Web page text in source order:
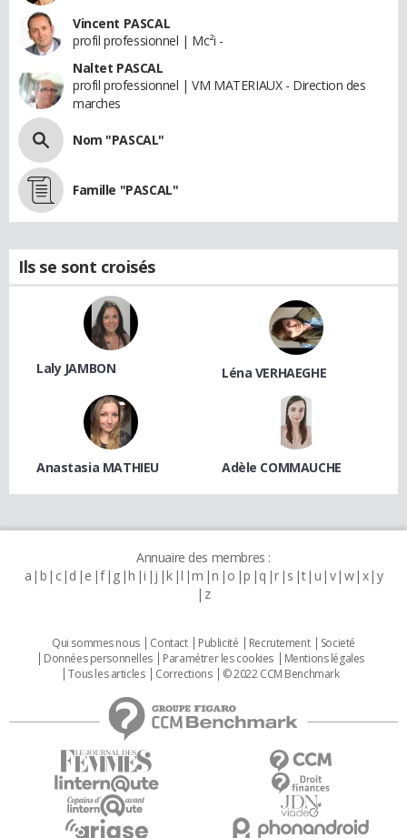
Vincent PASCAL
profil professionnel | Mc²i -
Naltet PASCAL
profil professionnel | VM MATERIAUX - Direction des
marches
Nom "PASCAL"
Famille "PASCAL"
Ils se sont croisés
Laly JAMBON Léna VERHAEGHE
Anastasia MATHIEU Adèle COMMAUCHE
Annuaire des membres :
a b c d e f g h i j k l m n o p q r s t u v w x y
z
Qui sommes nous Contact Publicité Recrutement
Societé
Données personnelles
Paramétrer les cookies
Mentions légales
Tous les articles
Corrections © 2022 CCM Benchmark